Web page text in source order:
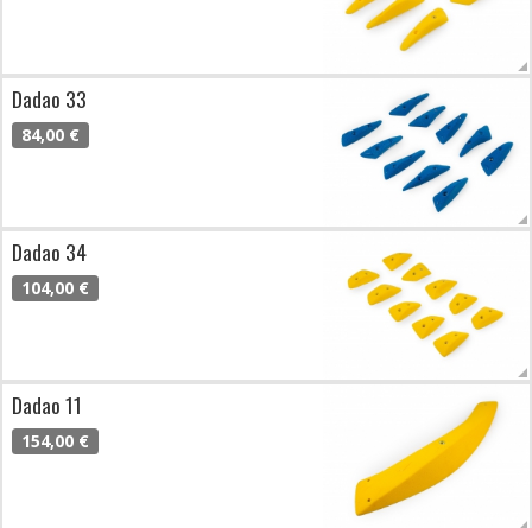
Dadao 33
84,00 €
Dadao 34
104,00 €
Dadao 11
154,00 €